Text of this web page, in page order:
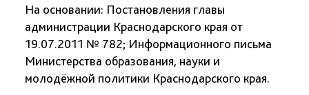
На основании: Постановления главы
администрации Краснодарского края от
19.07.2011 № 782; Информационного письма
Министерства образования, науки и
молодёжной политики Краснодарского края.